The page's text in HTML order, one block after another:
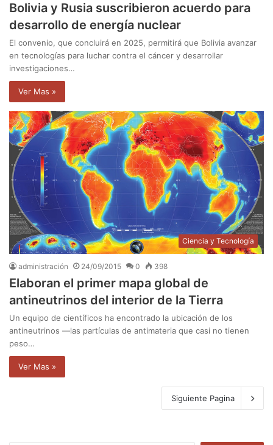
Bolivia y Rusia suscribieron acuerdo para
desarrollo de energía nuclear
El convenio, que concluirá en 2025, permitirá que Bolivia avanzar
en tecnologías para luchar contra el cáncer y desarrollar
investigaciones…
Ver Mas »
Ciencia y Tecnología
administración 24/09/2015 0 398
Elaboran el primer mapa global de
antineutrinos del interior de la Tierra
Un equipo de científicos ha encontrado la ubicación de los
antineutrinos —las partículas de antimateria que casi no tienen
peso…
Ver Mas »
Siguiente Pagina